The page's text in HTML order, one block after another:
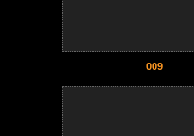
009